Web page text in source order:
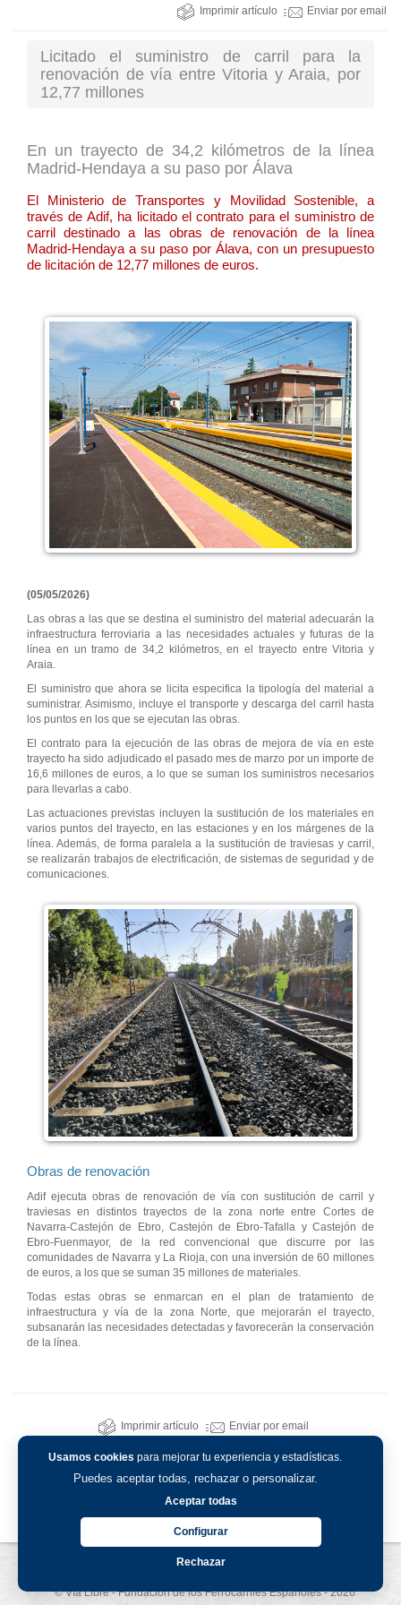
Usamos cookies para mejorar tu experiencia y estadísticas.
Puedes aceptar todas, rechazar o personalizar.
Aceptar todas
Configurar
Rechazar
Imprimir artículo Enviar por email
Licitado el suministro de carril para la
renovación de vía entre Vitoria y Araia, por
12,77 millones
En un trayecto de 34,2 kilómetros de la línea
Madrid-Hendaya a su paso por Álava
El Ministerio de Transportes y Movilidad Sostenible, a
través de Adif, ha licitado el contrato para el suministro de
carril destinado a las obras de renovación de la línea
Madrid-Hendaya a su paso por Álava, con un presupuesto
de licitación de 12,77 millones de euros.
(05/05/2026)
Las obras a las que se destina el suministro del material adecuarán la
infraestructura ferroviaria a las necesidades actuales y futuras de la
línea en un tramo de 34,2 kilómetros, en el trayecto entre Vitoria y
Araia.
El suministro que ahora se licita especifica la tipología del material a
suministrar. Asimismo, incluye el transporte y descarga del carril hasta
los puntos en los que se ejecutan las obras.
El contrato para la ejecución de las obras de mejora de vía en este
trayecto ha sido adjudicado el pasado mes de marzo por un importe de
16,6 millones de euros, a lo que se suman los suministros necesarios
para llevarlas a cabo.
Las actuaciones previstas incluyen la sustitución de los materiales en
varios puntos del trayecto, en las estaciones y en los márgenes de la
línea. Además, de forma paralela a la sustitución de traviesas y carril,
se realizarán trabajos de electrificación, de sistemas de seguridad y de
comunicaciones.
Obras de renovación
Adif ejecuta obras de renovación de vía con sustitución de carril y
traviesas en distintos trayectos de la zona norte entre Cortes de
Navarra-Castejón de Ebro, Castejón de Ebro-Tafalla y Castejón de
Ebro-Fuenmayor, de la red convencional que discurre por las
comunidades de Navarra y La Rioja, con una inversión de 60 millones
de euros, a los que se suman 35 millones de materiales.
Todas estas obras se enmarcan en el plan de tratamiento de
infraestructura y vía de la zona Norte, que mejorarán el trayecto,
subsanarán las necesidades detectadas y favorecerán la conservación
de la línea.
Imprimir artículo Enviar por email
Política de privacidad
© Vía Libre - Fundación de los Ferrocarriles Españoles - 2026